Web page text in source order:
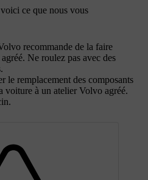
ce que nous vous
recommande de la faire
Ne roulez pas avec des
le remplacement des composants
voiture à un atelier Volvo agréé.